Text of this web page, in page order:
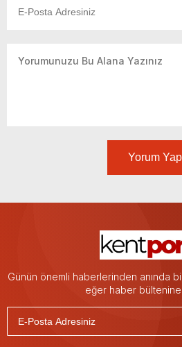
Yorum Yap
Günün önemli haberlerinden anında
eğer haber